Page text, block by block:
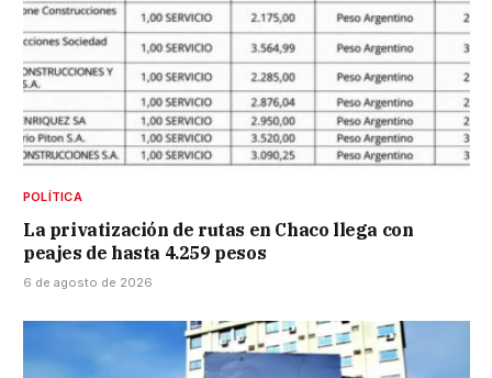
POLÍTICA
La privatización de rutas en Chaco llega con
peajes de hasta 4.259 pesos
6 de agosto de 2026